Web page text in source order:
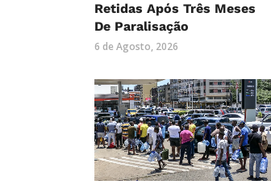
Retidas Após Três Meses
De Paralisação
6 de Agosto, 2026